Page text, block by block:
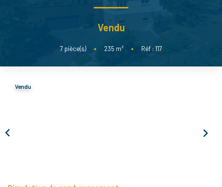
LOUER
Vendu
7 pièce(s) • 235 m² • Réf : 117
Vendu